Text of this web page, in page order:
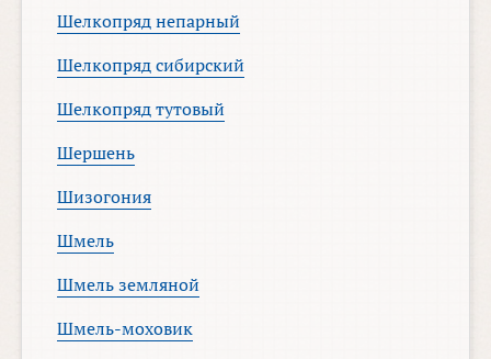
Шелкопряд непарный
Шелкопряд сибирский
Шелкопряд тутовый
Шершень
Шизогония
Шмель
Шмель земляной
Шмель-моховик